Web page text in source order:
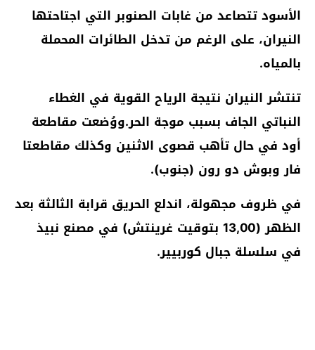
الأسود تتصاعد من غابات الصنوبر التي اجتاحتها
النيران، على الرغم من تدخل الطائرات المحملة
بالمياه.
تنتشر النيران نتيجة الرياح القوية في الغطاء
النباتي الجاف بسبب موجة الحر.ووُضعت مقاطعة
أود في حال تأهب قصوى الاثنين وكذلك مقاطعتا
فار وبوش دو رون (جنوب).
في ظروف مجهولة، اندلع الحريق قرابة الثالثة بعد
الظهر (13,00 بتوقيت غرينتش) في مصنع نبيذ
في سلسلة جبال كوربيير.